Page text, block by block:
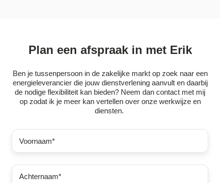
Plan een afspraak in met Erik
Ben je tussenpersoon in de zakelijke markt op zoek naar een
energieleverancier die jouw dienstverlening aanvult en daarbij
de nodige flexibiliteit kan bieden? Neem dan contact met mij
op zodat ik je meer kan vertellen over onze werkwijze en
diensten.